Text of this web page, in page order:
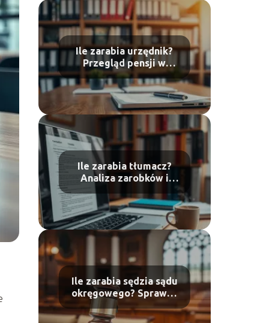
Ile zarabia urzędnik?
Przegląd pensji w
administracji publicznej
Ile zarabia tłumacz?
Analiza zarobków i
stawki rynkowe
Ile zarabia sędzia sądu
okręgowego? Sprawdź
aktualne
wynagrodzenia!